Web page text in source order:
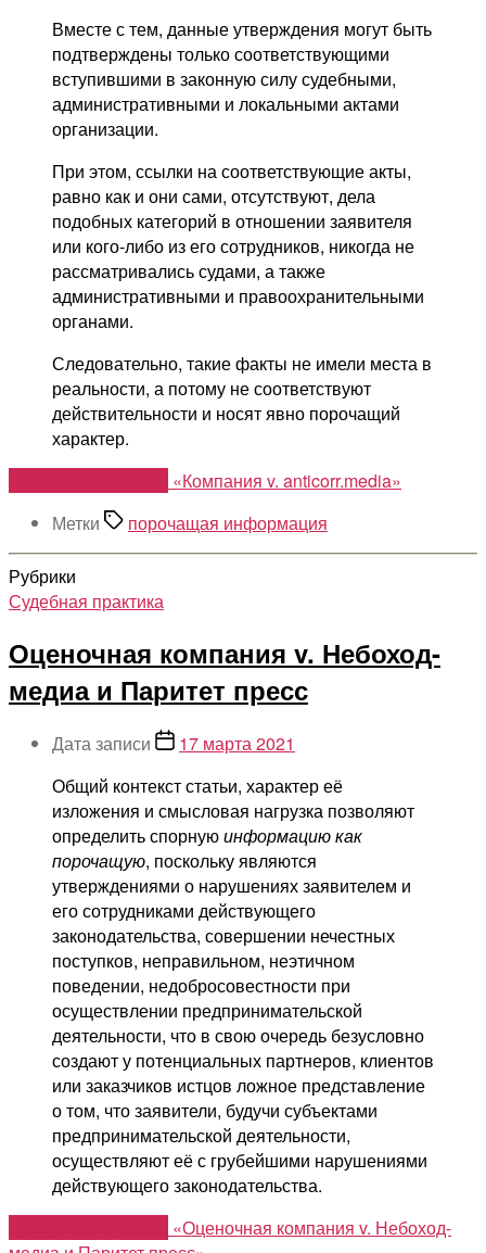
Вместе с тем, данные утверждения могут быть
подтверждены только соответствующими
вступившими в законную силу судебными,
административными и локальными актами
организации.
При этом, ссылки на соответствующие акты,
равно как и они сами, отсутствуют, дела
подобных категорий в отношении заявителя
или кого-либо из его сотрудников, никогда не
рассматривались судами, а также
административными и правоохранительными
органами.
Следовательно, такие факты не имели места в
реальности, а потому не соответствуют
действительности и носят явно порочащий
характер.
«Компания v. anticorr.media»
Метки
порочащая информация
Рубрики
Судебная практика
Оценочная компания v. Небоход-
медиа и Паритет пресс
Дата записи
17 марта 2021
Общий контекст статьи, характер её
изложения и смысловая нагрузка позволяют
определить спорнуюинформацию как
порочащую, поскольку являются
утверждениями о нарушениях заявителем и
его сотрудниками действующего
законодательства, совершении нечестных
поступков, неправильном, неэтичном
поведении, недобросовестности при
осуществлении предпринимательской
деятельности, что в свою очередь безусловно
создают у потенциальных партнеров, клиентов
или заказчиков истцов ложное представление
о том, что заявители, будучи субъектами
предпринимательской деятельности,
осуществляют её с грубейшими нарушениями
действующего законодательства.
«Оценочная компания v. Небоход-